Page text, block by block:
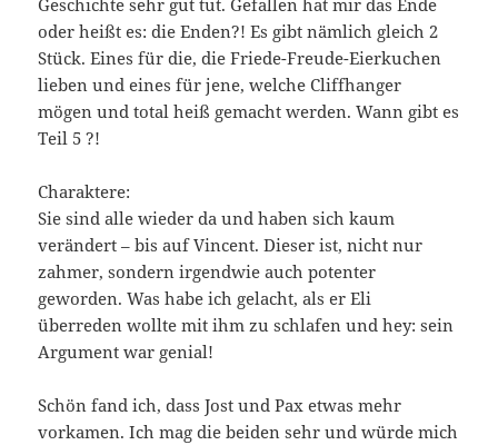
Geschichte sehr gut tut. Gefallen hat mir das Ende
oder heißt es: die Enden?! Es gibt nämlich gleich 2
Stück. Eines für die, die Friede-Freude-Eierkuchen
lieben und eines für jene, welche Cliffhanger
mögen und total heiß gemacht werden. Wann gibt es
Teil 5 ?!
Charaktere:
Sie sind alle wieder da und haben sich kaum
verändert – bis auf Vincent. Dieser ist, nicht nur
zahmer, sondern irgendwie auch potenter
geworden. Was habe ich gelacht, als er Eli
überreden wollte mit ihm zu schlafen und hey: sein
Argument war genial!
Schön fand ich, dass Jost und Pax etwas mehr
vorkamen. Ich mag die beiden sehr und würde mich